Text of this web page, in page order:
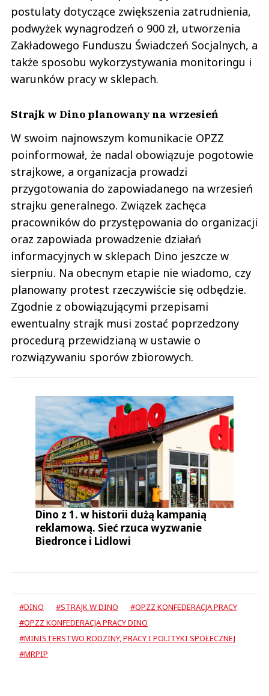
postulaty dotyczące zwiększenia zatrudnienia,
podwyżek wynagrodzeń o 900 zł, utworzenia
Zakładowego Funduszu Świadczeń Socjalnych, a
także sposobu wykorzystywania monitoringu i
warunków pracy w sklepach.
Strajk w Dino planowany na wrzesień
W swoim najnowszym komunikacie OPZZ
poinformował, że nadal obowiązuje pogotowie
strajkowe, a organizacja prowadzi
przygotowania do zapowiadanego na wrzesień
strajku generalnego. Związek zachęca
pracowników do przystępowania do organizacji
oraz zapowiada prowadzenie działań
informacyjnych w sklepach Dino jeszcze w
sierpniu. Na obecnym etapie nie wiadomo, czy
planowany protest rzeczywiście się odbędzie.
Zgodnie z obowiązującymi przepisami
ewentualny strajk musi zostać poprzedzony
procedurą przewidzianą w ustawie o
rozwiązywaniu sporów zbiorowych.
Dino z 1. w historii dużą kampanią
reklamową. Sieć rzuca wyzwanie
Biedronce i Lidlowi
#DINO #STRAJK W DINO
#OPZZ KONFEDERACJA PRACY
#OPZZ KONFEDERACJA PRACY DINO
#MINISTERSTWO RODZINY, PRACY I POLITYKI SPOŁECZNEJ
#MRPIP